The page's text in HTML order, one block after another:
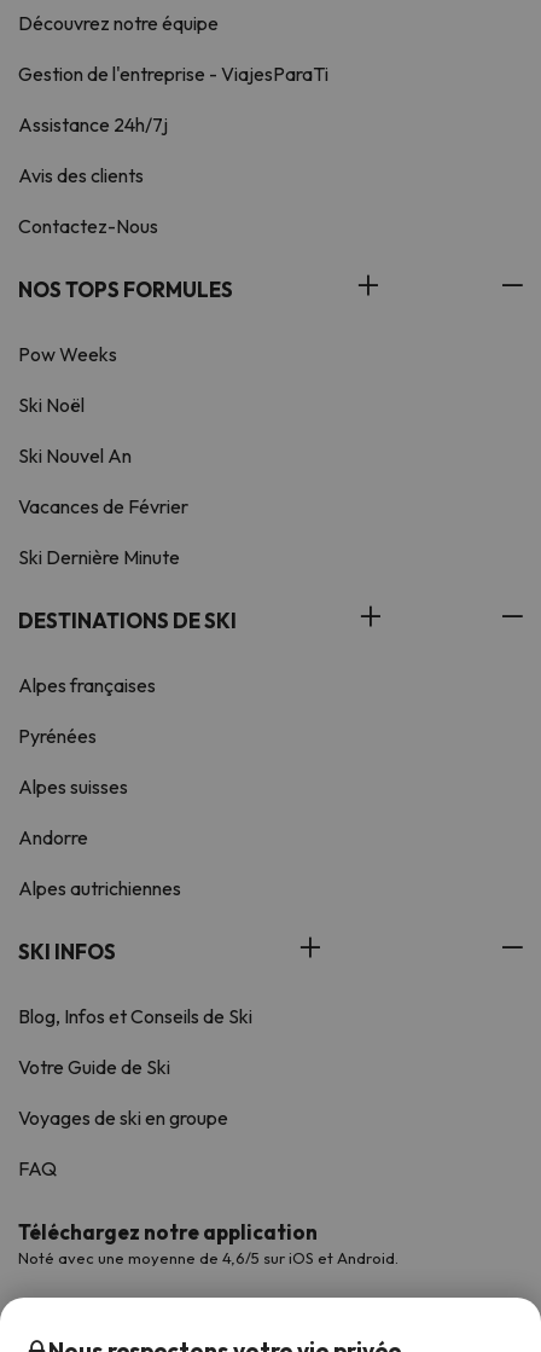
Découvrez notre équipe
Gestion de l'entreprise - ViajesParaTi
Assistance 24h/7j
Avis des clients
Contactez-Nous
NOS TOPS FORMULES
Pow Weeks
Ski Noël
Ski Nouvel An
Vacances de Février
Ski Dernière Minute
DESTINATIONS DE SKI
Alpes françaises
Pyrénées
Alpes suisses
Andorre
Alpes autrichiennes
SKI INFOS
Blog, Infos et Conseils de Ski
Votre Guide de Ski
Voyages de ski en groupe
FAQ
Téléchargez notre application
Noté avec une moyenne de 4,6/5 sur iOS et Android.